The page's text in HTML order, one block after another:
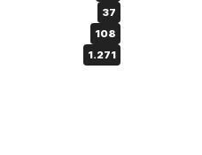
37
108
1.271